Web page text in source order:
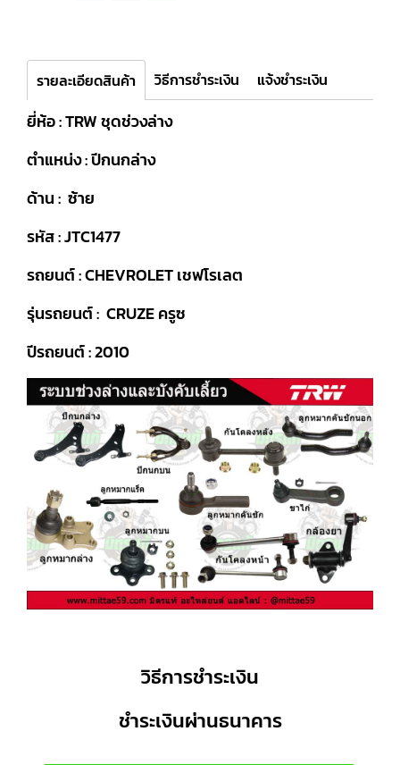
รายละเอียดสินค้า วิธีการชำระเงิน แจ้งชำระเงิน
ยี่ห้อ : TRW ชุดช่วงล่าง
ตำแหน่ง : ปีกนกล่าง
ด้าน : ซ้าย
รหัส : JTC1477
รถยนต์ : CHEVROLET เชฟโรเลต
รุ่นรถยนต์ : CRUZE ครูซ
ปีรถยนต์ : 2010
วิธีการชำระเงิน
ชำระเงินผ่านธนาคาร